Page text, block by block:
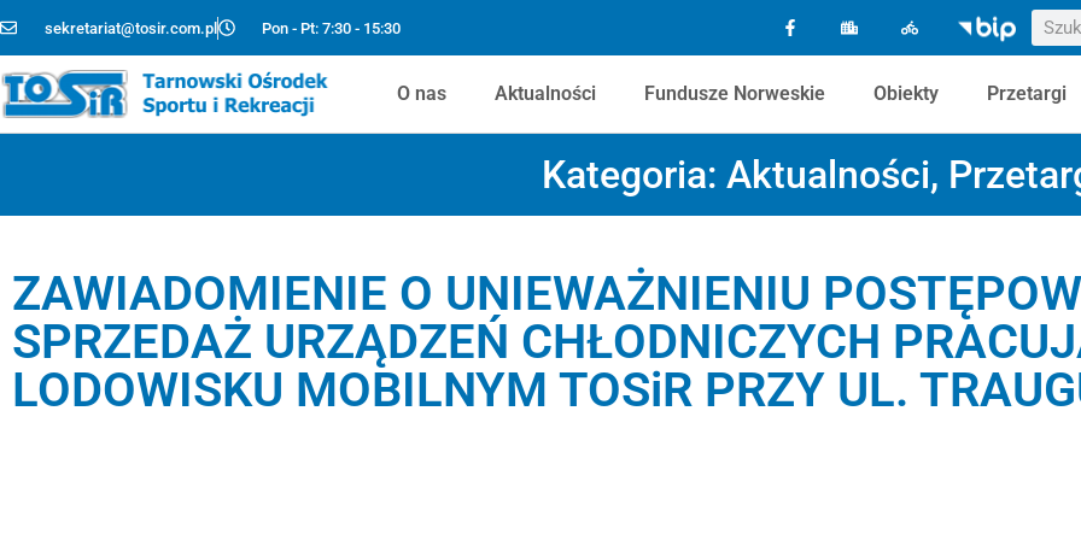
sekretariat@tosir.com.pl Pon - Pt: 7:30 - 15:30
O nas Aktualności Fundusze Norweskie Obiekty Przetargi
Kategoria: Aktualności,
ZAWIADOMIENIE O UNIEWAŻNIENIU
SPRZEDAŻ URZĄDZEŃ CHŁODNICZYCH
LODOWISKU MOBILNYM TOSiR PRZY UL.